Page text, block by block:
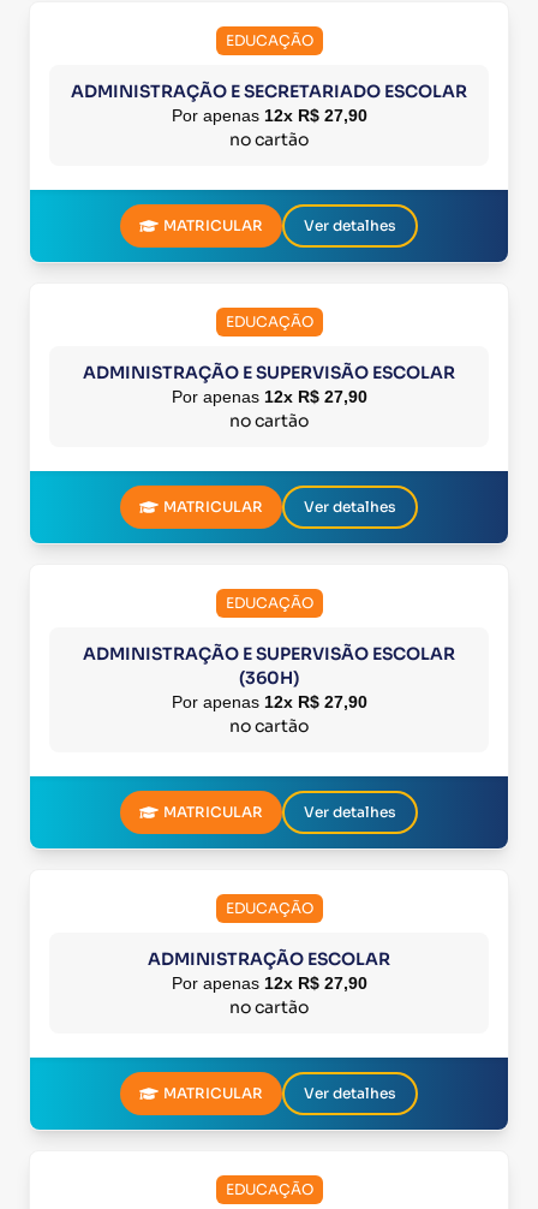
EDUCAÇÃO
ADMINISTRAÇÃO E SECRETARIADO ESCOLAR
Por apenas 12x R$ 27,90
no cartão
MATRICULAR Ver detalhes
EDUCAÇÃO
ADMINISTRAÇÃO E SUPERVISÃO ESCOLAR
Por apenas 12x R$ 27,90
no cartão
MATRICULAR Ver detalhes
EDUCAÇÃO
ADMINISTRAÇÃO E SUPERVISÃO ESCOLAR
(360H)
Por apenas 12x R$ 27,90
no cartão
MATRICULAR Ver detalhes
EDUCAÇÃO
ADMINISTRAÇÃO ESCOLAR
Por apenas 12x R$ 27,90
no cartão
MATRICULAR Ver detalhes
EDUCAÇÃO